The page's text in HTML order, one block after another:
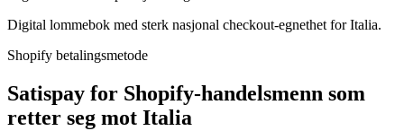
Digital lommebok med sterk nasjonal checkout-egnethet for Italia.
Shopify betalingsmetode
Satispay for Shopify-handelsmenn som
retter seg mot Italia